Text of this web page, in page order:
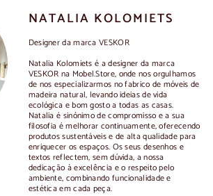
NATALIA KOLOMIETS
Designer da marca VESKOR
Natalia Kolomiets é a designer da marca
VESKOR na Mobel.Store, onde nos orgulhamos
de nos especializarmos no fabrico de móveis de
madeira natural, levando ideias de vida
ecológica e bom gosto a todas as casas.
Natalia é sinónimo de compromisso e a sua
filosofia é melhorar continuamente, oferecendo
produtos sustentáveis e de alta qualidade para
enriquecer os espaços. Os seus desenhos e
textos reflectem, sem dúvida, a nossa
dedicação à excelência e o respeito pelo
ambiente, combinando funcionalidade e
estética em cada peça.